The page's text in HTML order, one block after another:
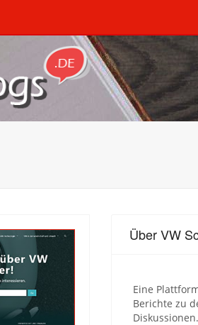
Über VW
Eine
Berichte zu
Diskussionen.